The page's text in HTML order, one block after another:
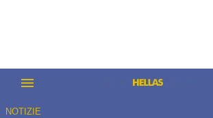
NOTIZIE